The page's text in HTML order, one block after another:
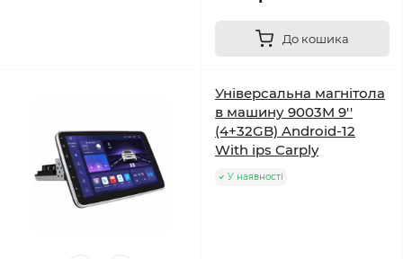
До кошика
Універсальна магнітола
в машину 9003M 9''
(4+32GB) Android-12
With ips Carply
У наявності